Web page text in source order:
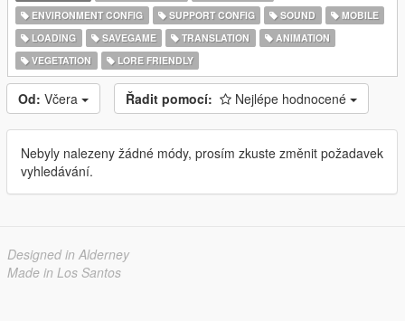
ENVIRONMENT CONFIG
SUPPORT CONFIG SOUND
MOBILE
LOADING
SAVEGAME TRANSLATION
ANIMATION
VEGETATION
LORE FRIENDLY
Od: Včera Řadit pomocí: Nejlépe hodnocené
Nebyly nalezeny žádné módy, prosím zkuste změnit požadavek
vyhledávání.
Designed in Alderney
Made in Los Santos